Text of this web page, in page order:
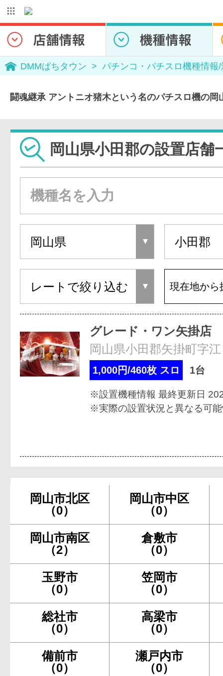
DMMぱちタウン パチンコ・パチスロ機種情報
闘魂継承 アントニオ猪木という名のパチスロ機の岡
岡山県小田郡の設置店舗
現在地から
グレード・ワン矢掛店
岡山県小田郡矢掛町字
1,000円/460枚 スロ 1台
※設置機種情報 最終更新日
※実際の設置状況と異なる可
岡山市北区
（0）
岡山市中区
（0）
岡山市南区
（2）
倉敷市
（0）
玉野市
（0）
笠岡市
（0）
総社市
（0）
高梁市
（0）
備前市
（0）
瀬戸内市
（0）